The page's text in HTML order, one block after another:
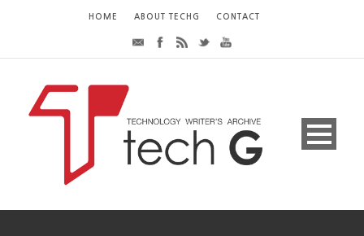
HOME ABOUT TECHG CONTACT